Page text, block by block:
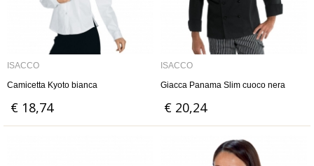
ISACCO
Camicetta Kyoto bianca
€ 18,74
ISACCO
Giacca Panama Slim cuoco nera
€ 20,24